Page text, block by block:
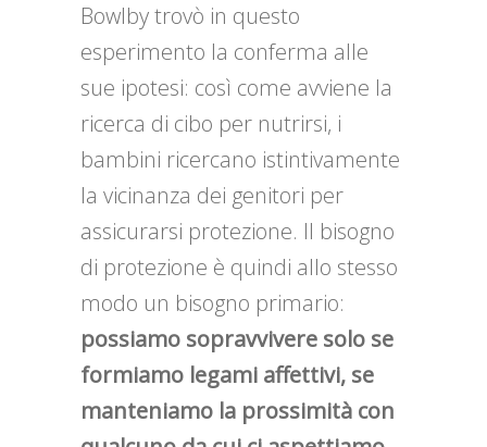
Bowlby trovò in questo
esperimento la conferma alle
sue ipotesi: così come avviene la
ricerca di cibo per nutrirsi, i
bambini ricercano istintivamente
la vicinanza dei genitori per
assicurarsi protezione. Il bisogno
di protezione è quindi allo stesso
modo un bisogno primario:
possiamo sopravvivere solo se
formiamo legami affettivi, se
manteniamo la prossimità con